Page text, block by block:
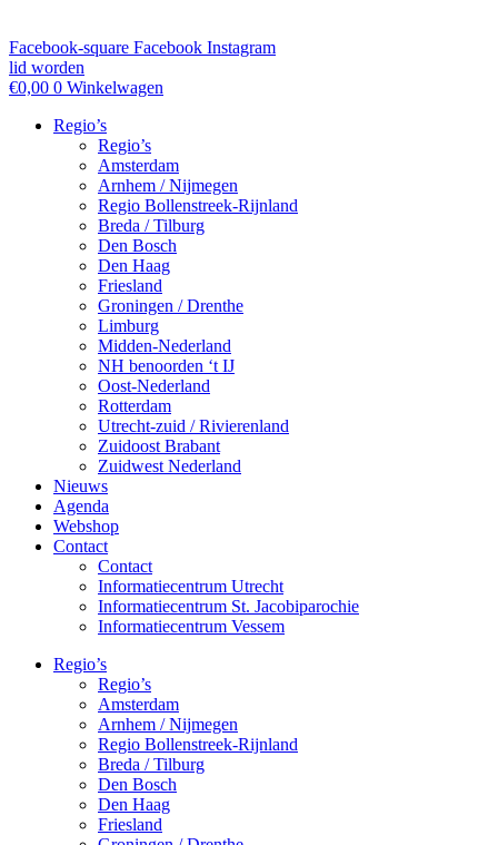
Facebook-square Facebook Instagram
lid worden
€0,00 0 Winkelwagen
Regio’s
Regio’s
Amsterdam
Arnhem / Nijmegen
Regio Bollenstreek-Rijnland
Breda / Tilburg
Den Bosch
Den Haag
Friesland
Groningen / Drenthe
Limburg
Midden-Nederland
NH benoorden ‘t IJ
Oost-Nederland
Rotterdam
Utrecht-zuid / Rivierenland
Zuidoost Brabant
Zuidwest Nederland
Nieuws
Agenda
Webshop
Contact
Contact
Informatiecentrum Utrecht
Informatiecentrum St. Jacobiparochie
Informatiecentrum Vessem
Regio’s
Regio’s
Amsterdam
Arnhem / Nijmegen
Regio Bollenstreek-Rijnland
Breda / Tilburg
Den Bosch
Den Haag
Friesland